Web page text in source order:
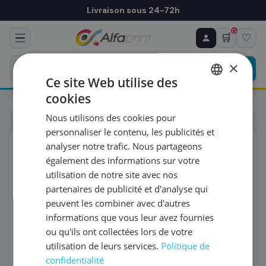
Livraison sous 24-72h
🛒
0
♡
Toners
Toners
ORIGINAL
♻ COMMANDE RÉCURRENTE
Prévoyez & économisez
Programmez votre prochain achat — notre équipe
vous prépare un devis personnalisé
RÉFÉRENCE DU PRODUIT
FRÉQUENCE
QUANTITÉ PAR LIVRAISON
DATE DE PREMIÈRE LIVRAISON SOUHAITÉE
×
Ce site Web utilise des
cookies
Nous utilisons des cookies pour
personnaliser le contenu, les publicités et
analyser notre trafic. Nous partageons
également des informations sur votre
utilisation de notre site avec nos
partenaires de publicité et d'analyse qui
peuvent les combiner avec d'autres
informations que vous leur avez fournies
ou qu'ils ont collectées lors de votre
utilisation de leurs services. Politique de
confidentialité